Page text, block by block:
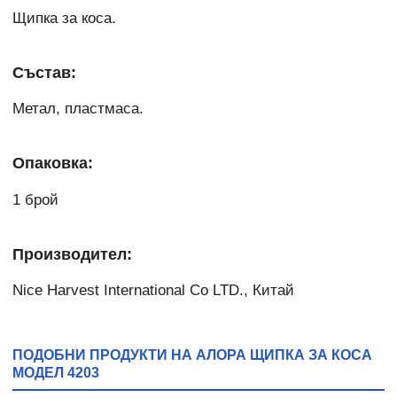
Щипка за коса.
Състав:
Метал, пластмаса.
Опаковка:
1 брой
Производител:
Nice Harvest International Co LTD., Китай
ПОДОБНИ ПРОДУКТИ НА АЛОРА ЩИПКА ЗА КОСА
МОДЕЛ 4203